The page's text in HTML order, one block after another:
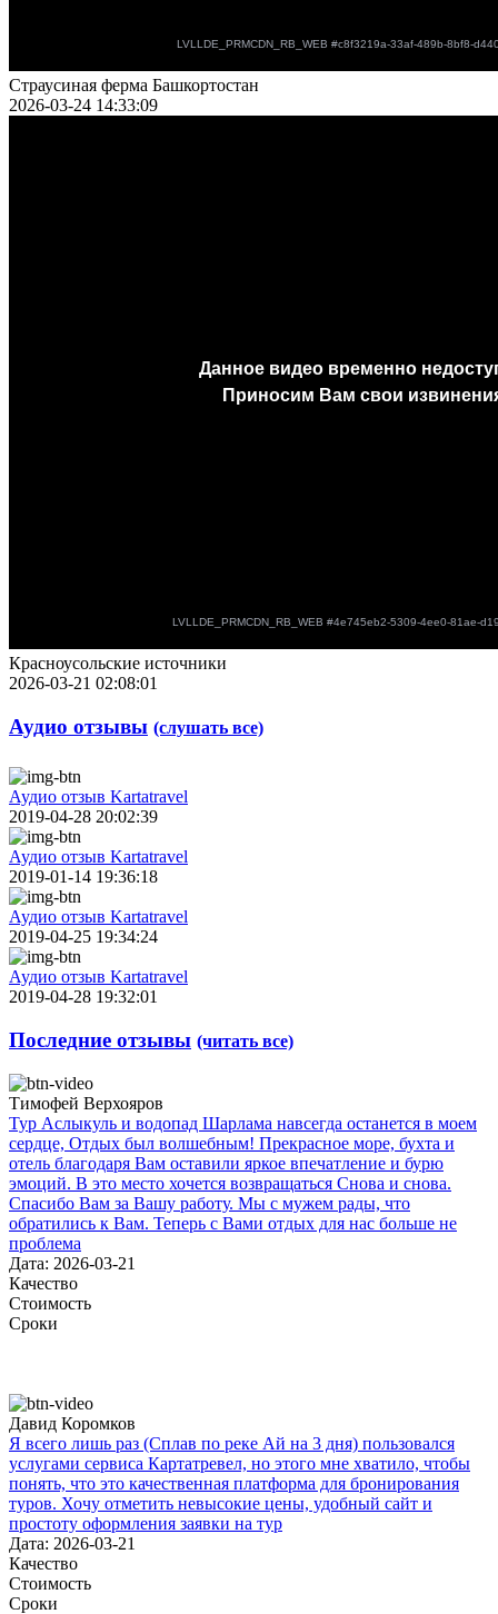
Страусиная ферма Башкортостан
2026-03-24 14:33:09
Красноусольские источники
2026-03-21 02:08:01
Аудио отзывы (слушать все)
Аудио отзыв Kartatravel
2019-04-28 20:02:39
Аудио отзыв Kartatravel
2019-01-14 19:36:18
Аудио отзыв Kartatravel
2019-04-25 19:34:24
Аудио отзыв Kartatravel
2019-04-28 19:32:01
Последние отзывы (читать все)
Тимофей Верхояров
Тур Аслыкуль и водопад Шарлама навсегда останется в моем
сердце, Отдых был волшебным! Прекрасное море, бухта и
отель благодаря Вам оставили яркое впечатление и бурю
эмоций. В это место хочется возвращаться Снова и снова.
Спасибо Вам за Вашу работу. Мы с мужем рады, что
обратились к Вам. Теперь с Вами отдых для нас больше не
проблема
Дата: 2026-03-21
Качество
Стоимость
Сроки
Давид Коромков
Я всего лишь раз (Сплав по реке Ай на 3 дня) пользовался
услугами сервиса Картатревел, но этого мне хватило, чтобы
понять, что это качественная платформа для бронирования
туров. Хочу отметить невысокие цены, удобный сайт и
простоту оформления заявки на тур
Дата: 2026-03-21
Качество
Стоимость
Сроки